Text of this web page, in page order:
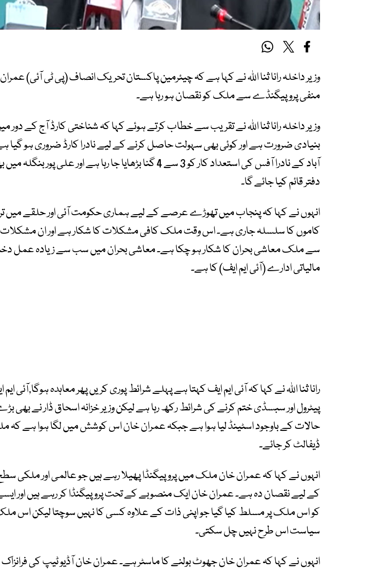
وزیر داخلہ رانا ثنا اللہ نے کہا ہے کہ چیئرمین پاکستان تحریک انصاف (پی ٹی آئی)
منفی پروپیگنڈے سے ملک کو نقصان ہو رہا ہے۔
وزیر داخلہ رانا ثنا اللہ نے تقریب سے خطاب کرتے ہوئے کہا کہ شناختی کارڈ آج کے دور
بنیادی ضرورت ہے اور کوئی بھی سہولت حاصل کرنے کے لیے نادرا کارڈ ضروری ہو
آباد کے نادرا آفس کی استعداد کار کو 3 سے 4 گنا بڑھایا جا رہا ہے اور علی پور
دفتر قائم کیا جائے گا۔
انہوں نے کہا کہ پنجاب میں تھوڑے عرصے کے لیے ہماری حکومت آئی اور حلقے میں
کاموں کا سلسلہ جاری ہے۔ اس وقت ملک کافی مشکلات کا شکار ہے اور ان
سے ملک معاشی بحران کا شکار ہو چکا ہے۔ معاشی بحران میں سب سے زیادہ عمل
مالیاتی ادارے (آئی ایم ایف) کا ہے۔
رانا ثنا اللہ نے کہا کہ آئی ایم ایف کہتا ہے پہلے شرائط پوری کریں پھر معاہدہ ہوگا,آئی
پیٹرول اور سبسڈی ختم کرنے کی شرائط رکھ رہا ہے لیکن وزیر خزانہ اسحاق ڈار نے
حالات کے باوجود اسٹینڈ لیا ہوا ہے جبکہ عمران خان اس کوشش میں لگا ہوا ہے کہ
ڈیفالٹ کر جائے۔
انہوں نے کہا کہ عمران خان ملک میں پروپیگنڈا پھیلا رہے ہیں جو عالمی اور ملکی
کے لیے نقصان دہ ہے۔ عمران خان ایک منصوبے کے تحت پروپیگنڈا کر رہے ہیں اور
کو اس ملک پر مسلط کیا گیا جو اپنی ذات کے علاوہ کسی کا نہیں سوچتا لیکن اس
سیاست اس طرح نہیں چل سکتی۔
انہوں نے کہا کہ عمران خان جھوٹ بولنے کا ماسٹر ہے۔ عمران خان آڈیو ٹیپ کی فرانزاک